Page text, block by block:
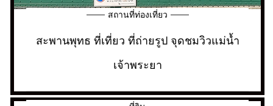
สถานที่ท่องเที่ยว
สะพานพุทธ ที่เที่ยว ที่ถ่ายรูป จุดชมวิวแม่น้ำ
เจ้าพระยา